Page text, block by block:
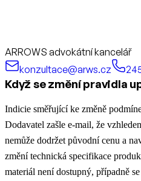
ARROWS advokátní kancelář
konzultace@arws.cz
Když se změní pravidla
Indicie směřující ke změně
Dodavatel zašle e-mail, že
nemůže dodržet původní cenu a
změní technická specifikace
materiál není dostupný, případně